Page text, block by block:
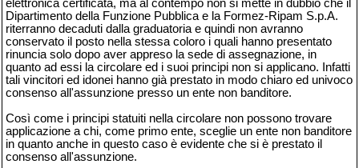
elettronica certificata, ma al contempo non si mette in dubbio che il
Dipartimento della Funzione Pubblica e la Formez-Ripam S.p.A.
riterranno decaduti dalla graduatoria e quindi non avranno
conservato il posto nella stessa coloro i quali hanno presentato
rinuncia solo dopo aver appreso la sede di assegnazione, in
quanto ad essi la circolare ed i suoi principi non si applicano. Infatti
tali vincitori ed idonei hanno già prestato in modo chiaro ed univoco
consenso all'assunzione presso un ente non banditore.
Così come i principi statuiti nella circolare non possono trovare
applicazione a chi, come primo ente, sceglie un ente non banditore
in quanto anche in questo caso è evidente che si è prestato il
consenso all'assunzione.